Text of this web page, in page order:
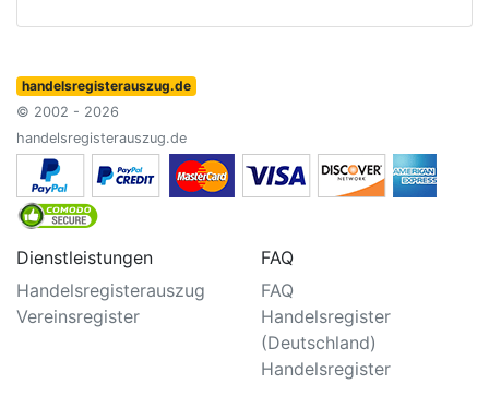
handelsregisterauszug.de
© 2002 - 2026
handelsregisterauszug.de
Dienstleistungen
Handelsregisterauszug
Vereinsregister
FAQ
FAQ
Handelsregister
(Deutschland)
Handelsregister